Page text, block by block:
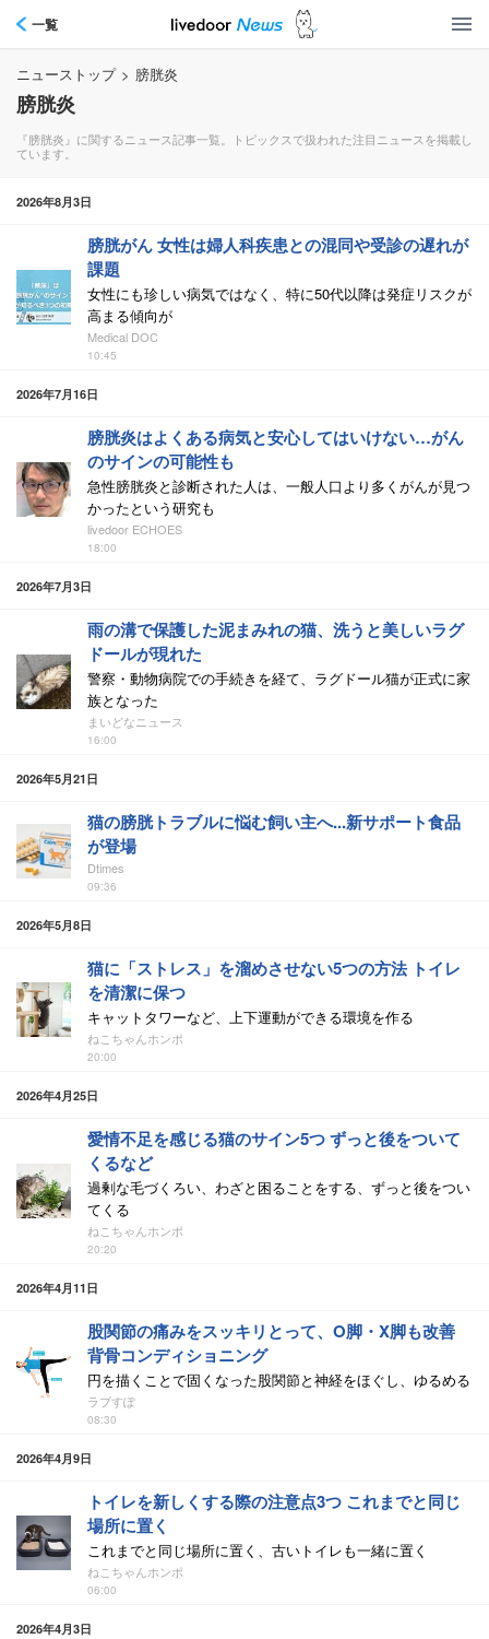
一覧
ニューストップ > 膀胱炎
膀胱炎
『膀胱炎』に関するニュース記事一覧。トピックスで扱われた注目ニュースを掲載し
ています。
2026年8月3日
膀胱がん 女性は婦人科疾患との混同や受診の遅れが
課題
女性にも珍しい病気ではなく、特に50代以降は発症リスクが
高まる傾向が
Medical DOC
10:45
2026年7月16日
膀胱炎はよくある病気と安心してはいけない…がん
のサインの可能性も
急性膀胱炎と診断された人は、一般人口より多くがんが見つ
かったという研究も
livedoor ECHOES
18:00
2026年7月3日
雨の溝で保護した泥まみれの猫、洗うと美しいラグ
ドールが現れた
警察・動物病院での手続きを経て、ラグドール猫が正式に家
族となった
まいどなニュース
16:00
2026年5月21日
猫の膀胱トラブルに悩む飼い主へ...新サポート食品
が登場
Dtimes
09:36
2026年5月8日
猫に「ストレス」を溜めさせない5つの方法 トイレ
を清潔に保つ
キャットタワーなど、上下運動ができる環境を作る
ねこちゃんホンポ
20:00
2026年4月25日
愛情不足を感じる猫のサイン5つ ずっと後をついて
くるなど
過剰な毛づくろい、わざと困ることをする、ずっと後をつい
てくる
ねこちゃんホンポ
20:20
2026年4月11日
股関節の痛みをスッキリとって、O脚・X脚も改善
背骨コンディショニング
円を描くことで固くなった股関節と神経をほぐし、ゆるめる
ラブすぽ
08:30
2026年4月9日
トイレを新しくする際の注意点3つ これまでと同じ
場所に置く
これまでと同じ場所に置く、古いトイレも一緒に置く
ねこちゃんホンポ
06:00
2026年4月3日